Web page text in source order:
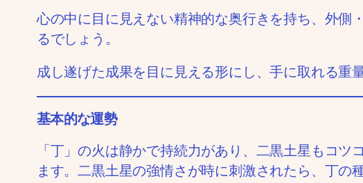
心の中に目に見えない精神的な奥行きを持ち、外側
るでしょう。
成し遂げた成果を目に見える形にし、手に取れる重
基本的な運勢
「丁」の火は静かで持続力があり、二黒土星もコ
ます。二黒土星の強情さが時に刺激されたら、丁の